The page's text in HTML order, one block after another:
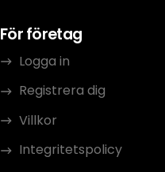
För företag
Logga in
Registrera dig
Villkor
Integritetspolicy